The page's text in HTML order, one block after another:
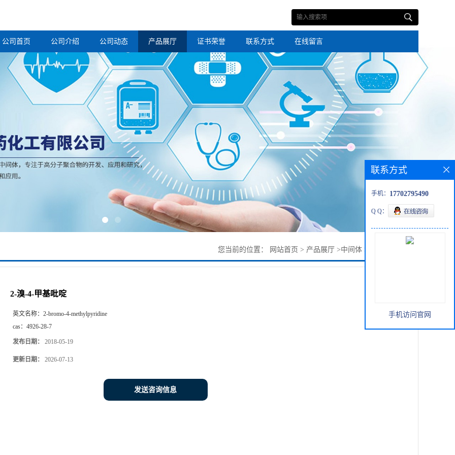
公司首页 公司介绍 公司动态 产品展厅 证书荣誉 联系方式 在线留言
您当前的位置： 网站首页 > 产品展厅 >中间体 >
2-溴-4-甲基吡啶
英文名称： 2-bromo-4-methylpyridine
cas： 4926-28-7
发布日期： 2018-05-19
更新日期： 2026-07-13
发送咨询信息
联系方式
手机： 17702795490
Q Q：
手机访问官网